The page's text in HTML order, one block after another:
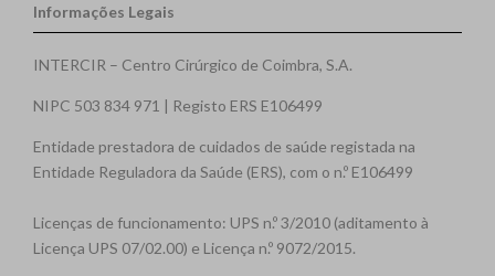
Informações Legais
INTERCIR – Centro Cirúrgico de Coimbra, S.A.
NIPC 503 834 971 | Registo ERS E106499
Entidade prestadora de cuidados de saúde registada na
Entidade Reguladora da Saúde (ERS), com o n.º E106499
Licenças de funcionamento: UPS n.º 3/2010 (aditamento à
Licença UPS 07/02.00) e Licença n.º 9072/2015.